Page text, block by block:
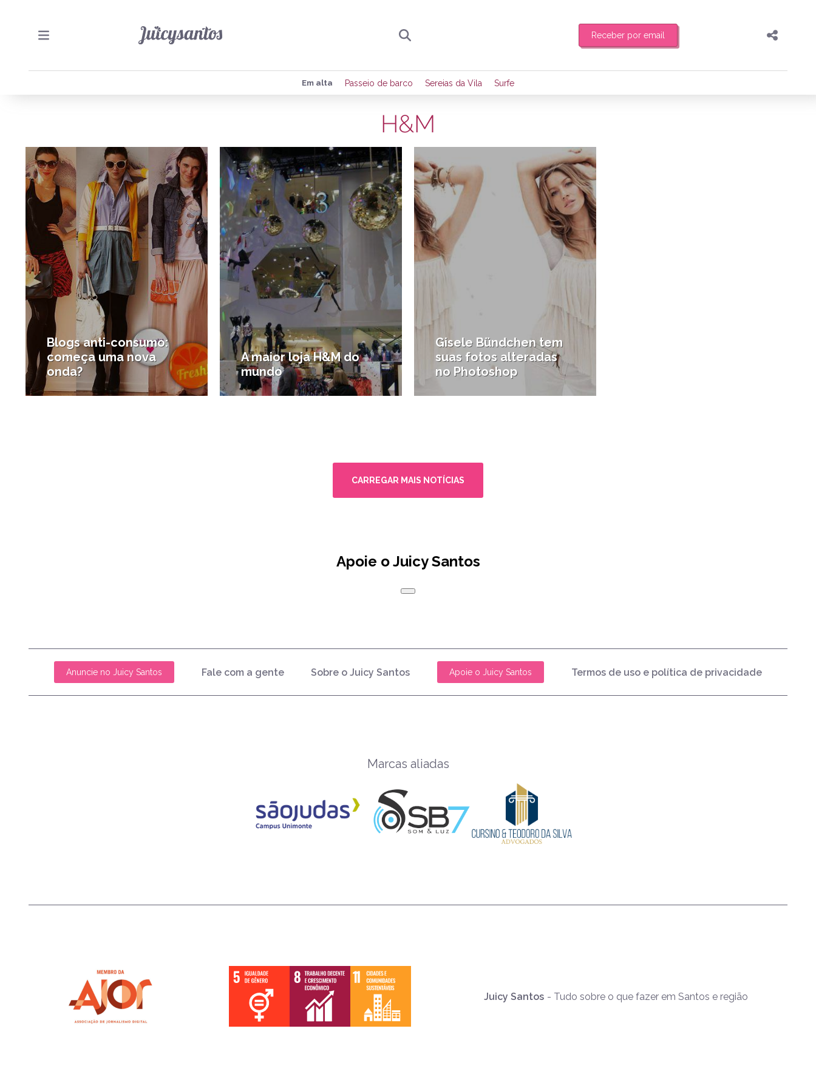
Receber por email
Preencha seus dados para receber toda sexta-feira de manhã o resumo
de eventos e notícias da região.
Quero receber novidades
Compartilhar
Em alta Passeio de barco Sereias da Vila Surfe
H&M
Blogs anti-consumo:
começa uma nova
onda?
A maior loja H&M do
mundo
Gisele Bündchen tem
suas fotos alteradas
no Photoshop
CARREGAR MAIS NOTÍCIAS
Apoie o Juicy Santos
Anuncie no Juicy Santos Fale com a gente Sobre o Juicy Santos Apoie o Juicy Santos Termos de uso e política de privacidade
Marcas aliadas
Juicy Santos - Tudo sobre o que fazer em Santos e região